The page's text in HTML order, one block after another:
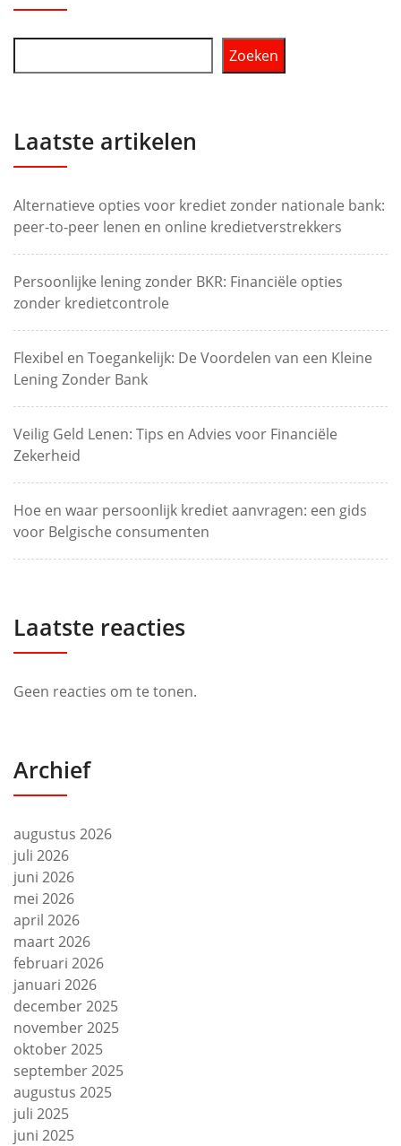
Zoeken
Laatste artikelen
Alternatieve opties voor krediet zonder nationale bank:
peer-to-peer lenen en online kredietverstrekkers
Persoonlijke lening zonder BKR: Financiële opties
zonder kredietcontrole
Flexibel en Toegankelijk: De Voordelen van een Kleine
Lening Zonder Bank
Veilig Geld Lenen: Tips en Advies voor Financiële
Zekerheid
Hoe en waar persoonlijk krediet aanvragen: een gids
voor Belgische consumenten
Laatste reacties
Geen reacties om te tonen.
Archief
augustus 2026
juli 2026
juni 2026
mei 2026
april 2026
maart 2026
februari 2026
januari 2026
december 2025
november 2025
oktober 2025
september 2025
augustus 2025
juli 2025
juni 2025